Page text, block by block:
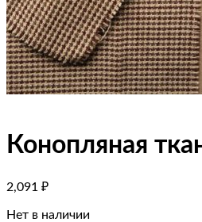
Конопляная
2,091 ₽
Нет в наличии